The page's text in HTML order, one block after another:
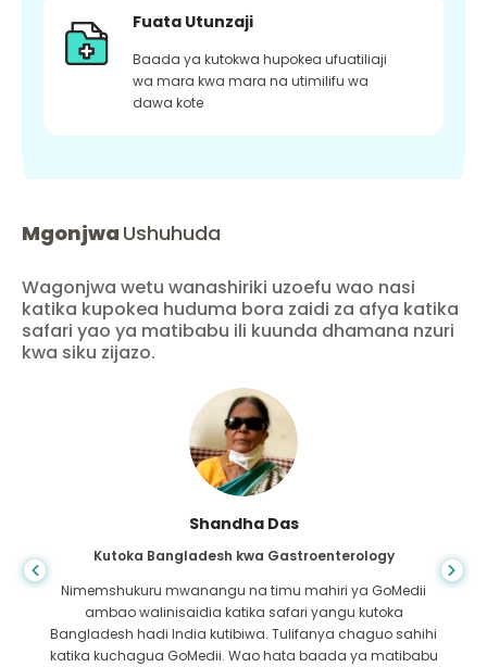
Fuata Utunzaji
Baada ya kutokwa hupokea ufuatiliaji
wa mara kwa mara na utimilifu wa
dawa kote
Mgonjwa Ushuhuda
Wagonjwa wetu wanashiriki uzoefu wao nasi
katika kupokea huduma bora zaidi za afya katika
safari yao ya matibabu ili kuunda dhamana nzuri
kwa siku zijazo.
Shandha Das
Kutoka Bangladesh kwa Gastroenterology
Nimemshukuru mwanangu na timu mahiri ya GoMedii
ambao walinisaidia katika safari yangu kutoka
Bangladesh hadi India kutibiwa. Tulifanya chaguo sahihi
katika kuchagua GoMedii. Wao hata baada ya matibabu